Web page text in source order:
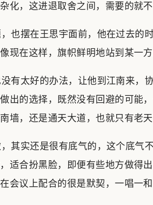
化，这进退取舍之间，需要的就
也摆在王思宇面前，他在过去的
现在这样，旗帜鲜明地站到某一
有太好的办法，让他到江南来，
出的选择，既然没有回避的可能
墙，还是通天大道，也就只有老天
其实还是很有底气的，这个底气
适合扮黑脸，即便有些地方做得
会议上配合的很是默契，一唱一